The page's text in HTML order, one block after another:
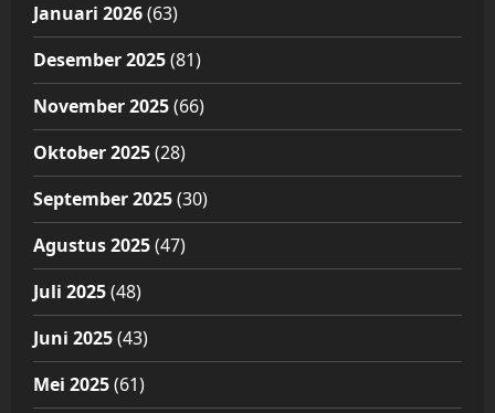
Januari 2026(63)
Desember 2025(81)
November 2025(66)
Oktober 2025(28)
September 2025(30)
Agustus 2025(47)
Juli 2025(48)
Juni 2025(43)
Mei 2025(61)